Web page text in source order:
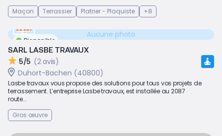
Maçon Terrassier Platrier - Plaquiste +8
Disponible
Aucune photo
SARL LASBE TRAVAUX
5/5 (2 avis)
Duhort-Bachen (40800)
Lasbe travaux vous propose des solutions pour tous vos projets de
terrassement. L’entreprise Lasbe travaux, est installée au 2087
route...
Gros œuvre